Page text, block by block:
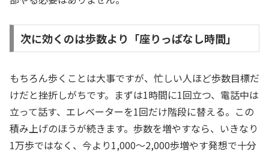
次に効くのは歩数より「座りっぱなし時間」
もちろん歩くことは大事ですが、忙しい人ほど歩数目標だ
けだと挫折しがちです。まずは1時間に1回立つ、電話中は
立って話す、エレベーターを1回だけ階段に替える。この
積み上げのほうが続きます。歩数を増やすなら、いきなり
1万歩ではなく、今より1,000〜2,000歩増やす発想で十分